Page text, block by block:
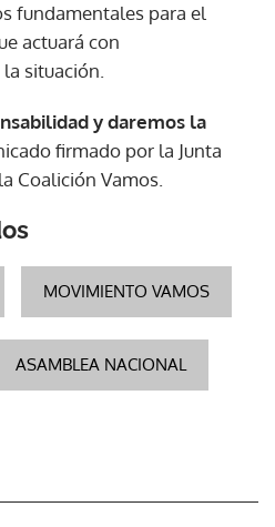
fundamentales para el
actuará con
situación.
y daremos la
firmado por la Junta
Coalición Vamos.
MOVIMIENTO VAMOS
ASAMBLEA NACIONAL